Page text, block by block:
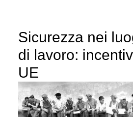
Sicurezza nei
di lavoro:
UE